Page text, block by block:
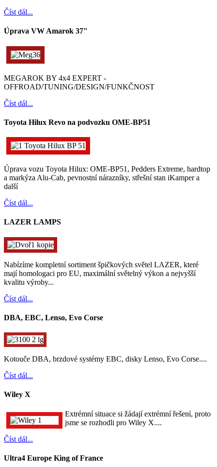
Číst dál...
Úprava VW Amarok 37"
MEGAROK BY 4x4 EXPERT -
OFFROAD/TUNING/DESIGN/FUNKČNOST
Číst dál...
Toyota Hilux Revo na podvozku OME-BP51
Úprava vozu Toyota Hilux: OME-BP51, Pedders Extreme, hardtop
a markýza Alu-Cab, pevnostní nárazníky, střešní stan iKamper a
další
Číst dál...
LAZER LAMPS
Nabízíme kompletní sortiment špičkových světel LAZER, které
mají homologaci pro EU, maximální světelný výkon a nejvyšší
kvalitu výroby...
Číst dál...
DBA, EBC, Lenso, Evo Corse
Kotouče DBA, brzdové systémy EBC, disky Lenso, Evo Corse....
Číst dál...
Wiley X
Extrémní situace si žádají extrémní řešení, proto
jsme se rozhodli pro Wiley X....
Číst dál...
Ultra4 Europe King of France